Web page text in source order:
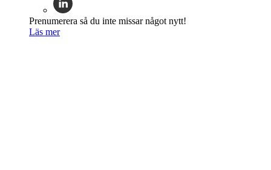
Prenumerera så du inte missar något nytt!
Läs mer